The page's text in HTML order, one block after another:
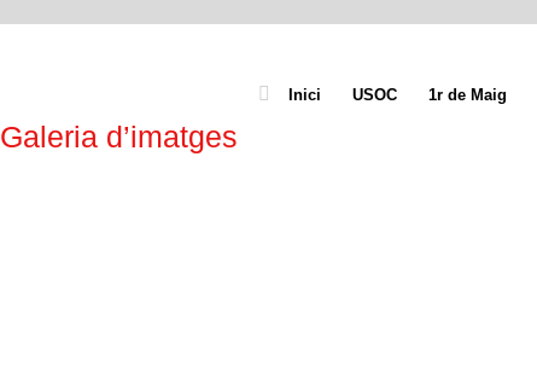
Inici USOC 1r de Maig
Galeria d’imatges